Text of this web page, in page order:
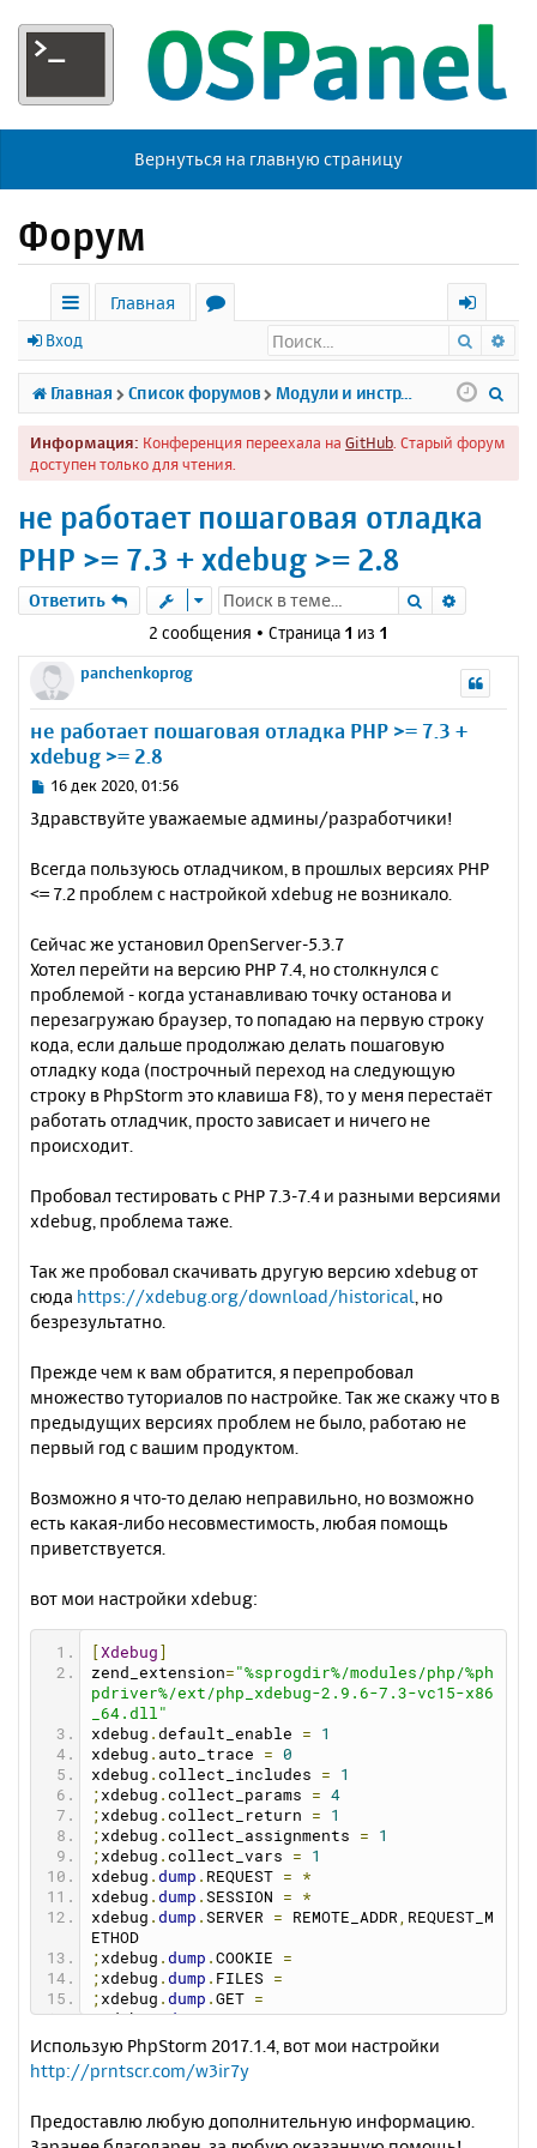
Вернуться на главную страницу
Форум
с
ы
л
к
Главная
р
у
м
х
о
д
Вход Поиск
Главная Список форумов Модули и инструменты
Информация: Конференция переехала на GitHub . Старый форум
доступен только для чтения.
не работает пошаговая отладка
PHP >= 7.3 + xdebug >= 2.8
Ответить Поиск
2 сообщения • Страница 1 из 1
panchenkoprog
не работает пошаговая отладка PHP >= 7.3 +
xdebug >= 2.8
С
о
щ
е
и
е
16 дек 2020, 01:56
Здравствуйте уважаемые админы/разработчики!
Всегда пользуюсь отладчиком, в прошлых версиях PHP
<= 7.2 проблем с настройкой xdebug не возникало.
Сейчас же установил OpenServer-5.3.7
Хотел перейти на версию PHP 7.4, но столкнулся с
проблемой - когда устанавливаю точку останова и
перезагружаю браузер, то попадаю на первую строку
кода, если дальше продолжаю делать пошаговую
отладку кода (построчный переход на следующую
строку в PhpStorm это клавиша F8), то у меня перестаёт
работать отладчик, просто зависает и ничего не
происходит.
Пробовал тестировать с PHP 7.3-7.4 и разными версиями
xdebug, проблема таже.
Так же пробовал скачивать другую версию xdebug от
сюда https://xdebug.org/download/historical, но
безрезультатно.
Прежде чем к вам обратится, я перепробовал
множество туториалов по настройке. Так же скажу что в
предыдущих версиях проблем не было, работаю не
первый год с вашим продуктом.
Возможно я что-то делаю неправильно, но возможно
есть какая-либо несовместимость, любая помощь
приветствуется.
вот мои настройки xdebug:
Xdebug
zend_extension= "%sprogdir%/modules/php/%ph
pdriver%/ext/php_xdebug-2.9.6-7.3-vc15-x86
_64.dll"
xdebug . default_enable =
1
xdebug . auto_trace =
0
xdebug . collect_includes =
1
; xdebug . collect_params = 4
; xdebug . collect_return =
1
; xdebug . collect_assignments =
1
; xdebug . collect_vars =
1
xdebug . dump . REQUEST =
*
xdebug . dump . SESSION =
*
xdebug . dump . SERVER = REMOTE_ADDR , REQUEST_M
ETHOD
; xdebug . dump . COOKIE =
; xdebug . dump . FILES =
; xdebug . dump . GET =
;xdebug.dump.POST =
xdebug.dump_globals = 1
xdebug . dump_once
1
xdebug.dump_undefined
;xdebug.file_link_format = ""
xdebug. idekey = "PHPSTORM"
Использую PhpStorm 2017.1.4, вот мои настройки
http://prntscr.com/w3ir7y
Предоставлю любую дополнительную информацию.